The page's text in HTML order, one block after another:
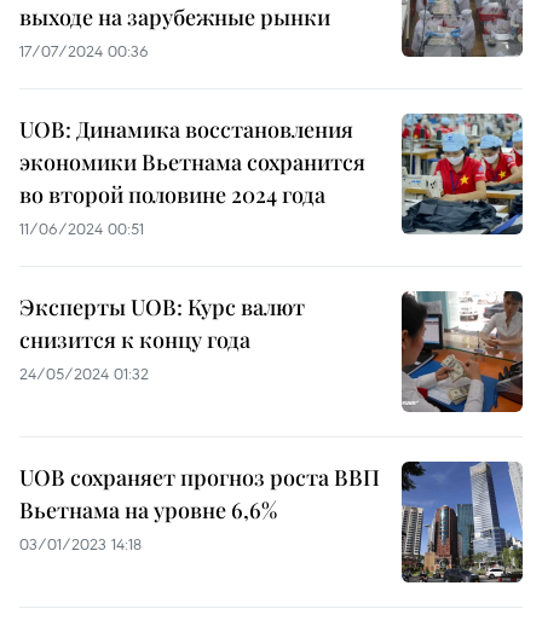
выходе на зарубежные рынки
17/07/2024 00:36
UOB: Динамика восстановления
экономики Вьетнама сохранится
во второй половине 2024 года
11/06/2024 00:51
Эксперты UOB: Курс валют
снизится к концу года
24/05/2024 01:32
UOB сохраняет прогноз роста ВВП
Вьетнама на уровне 6,6%
03/01/2023 14:18